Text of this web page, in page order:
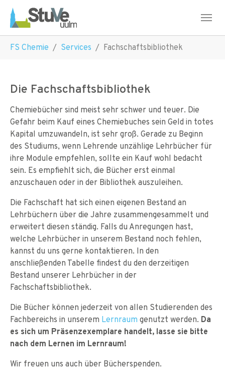
Skip to main navigation
Skip to main content
Skip to page footer
FS Chemie Services Fachschaftsbibliothek
Die Fachschaftsbibliothek
Chemiebücher sind meist sehr schwer und teuer. Die
Gefahr beim Kauf eines Chemiebuches sein Geld in totes
Kapital umzuwandeln, ist sehr groß. Gerade zu Beginn
des Studiums, wenn Lehrende unzählige Lehrbücher für
ihre Module empfehlen, sollte ein Kauf wohl bedacht
sein. Es empfiehlt sich, die Bücher erst einmal
anzuschauen oder in der Bibliothek auszuleihen.
Die Fachschaft hat sich einen eigenen Bestand an
Lehrbüchern über die Jahre zusammengesammelt und
erweitert diesen ständig. Falls du Anregungen hast,
welche Lehrbücher in unserem Bestand noch fehlen,
kannst du uns gerne kontaktieren. In den
anschließenden Tabelle findest du den derzeitigen
Bestand unserer Lehrbücher in der
Fachschaftsbibliothek.
Die Bücher können jederzeit von allen Studierenden des
Fachbereichs in unserem Lernraum genutzt werden. Da
es sich um Präsenzexemplare handelt, lasse sie bitte
nach dem Lernen im Lernraum!
Wir freuen uns auch über Bücherspenden.